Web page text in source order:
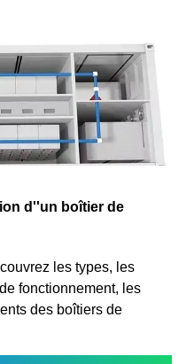
d''un boîtier de
les types, les
fonctionnement, les
des boîtiers de